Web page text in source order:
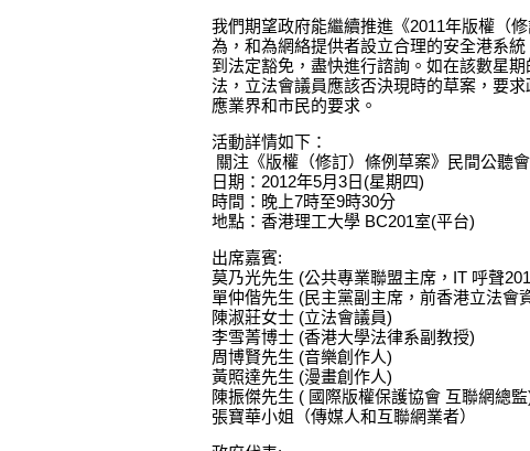
我們期望政府能繼續推進《2011年版權（
為，和為網絡提供者設立合理的安全港系
到法定豁免，盡快進行諮詢。如在該數星
法，立法會議員應該否決現時的草案，要
應業界和市民的要求。
活動詳情如下：
關注《版權（修訂）條例草案》民間公聽會
日期：2012年5月3日(星期四)
時間：晚上7時至9時30分
地點：香港理工大學 BC201室(平台)
出席嘉賓:
莫乃光先生 (公共專業聯盟主席，IT 呼聲
單仲偕先生 (民主黨副主席，前香港立法會
陳淑莊女士 (立法會議員)
李雪菁博士 (香港大學法律系副教授)
周博賢先生 (音樂創作人)
黃照達先生 (漫畫創作人)
陳振傑先生 ( 國際版權保護協會 互聯網總監
張寶華小姐（傳媒人和互聯網業者）